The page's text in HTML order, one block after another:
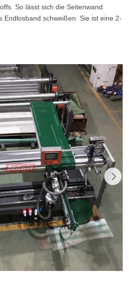
So lässt sich die Seitenwand
Endlosband schweißen. Sie ist eine 2-